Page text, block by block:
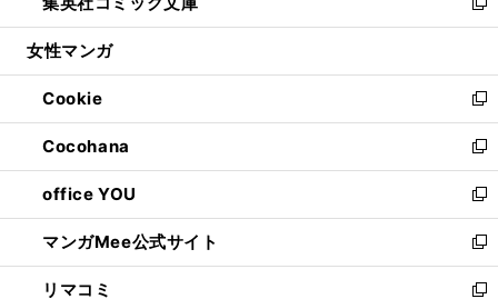
開
ド
ウ
開
く
ィ
ン
ウ
で
開
く
い
ウ
ン
ド
ウ
で
開
く
新
し
ウ
ィ
ン
ド
ウ
で
開
く
女性マンガ
Cookie
新
し
い
ウ
ィ
ン
ド
ウ
で
Cocohana
新
し
い
ウ
ィ
ン
ド
office YOU
新
し
い
ウ
ィ
マンガMee公式サイト
新
し
い
リマコミ
新